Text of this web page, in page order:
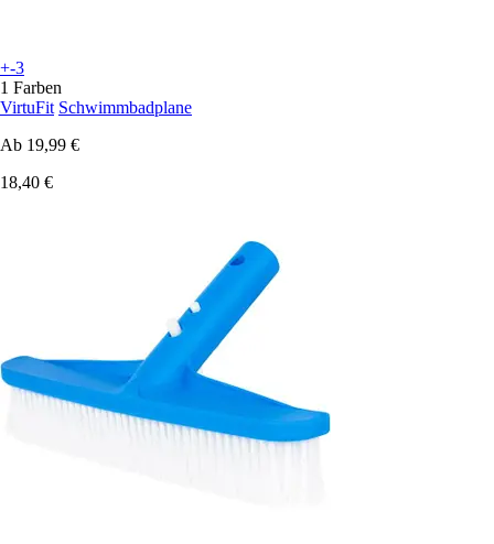
+-3
1 Farben
VirtuFit Schwimmbadplane
Ab 19,99 €
18,40 €